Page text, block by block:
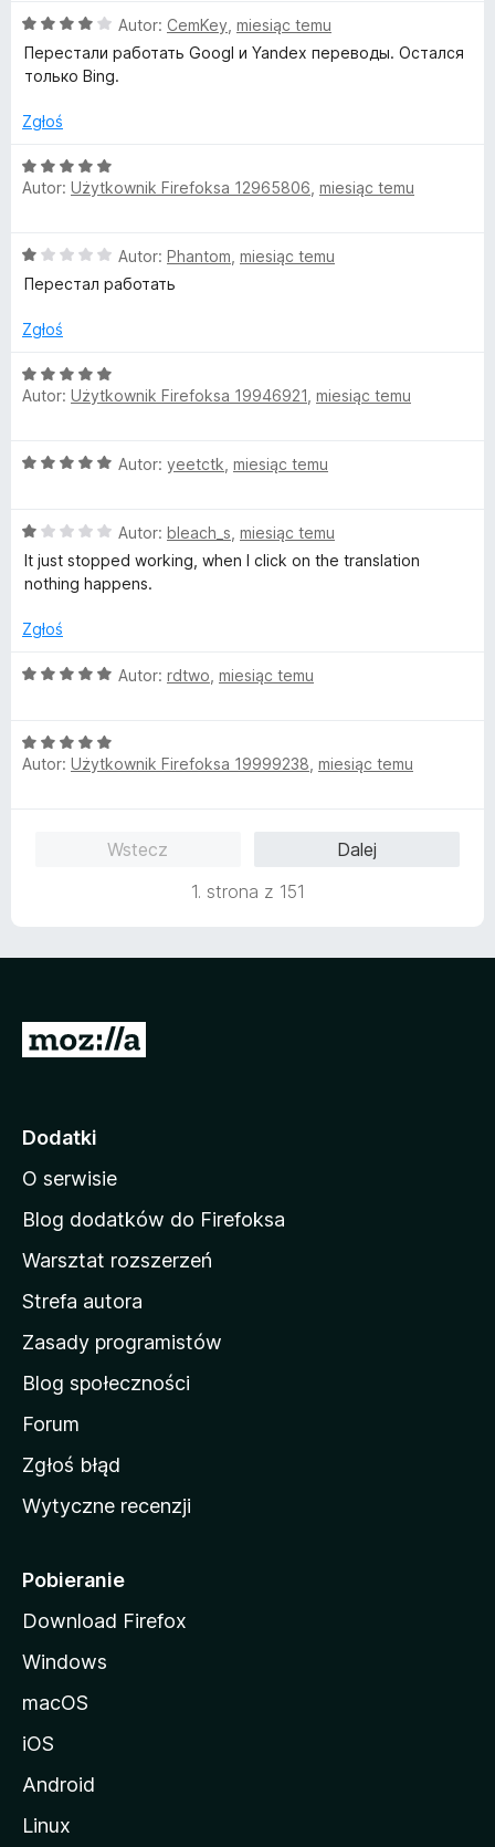
5
O
c
e
a
4
/
Autor: CemKey miesiąc temu
Перестали работать Googl и Yandex переводы. Остался
только Bing.
Zgłoś
O
c
a
:
/
Autor: Użytkownik Firefoksa 12965806 miesiąc temu
O
c
n
:
1
Autor: Phantom miesiąc temu
Перестал работать
Zgłoś
O
c
a
/
5
Autor: Użytkownik Firefoksa 19946921 miesiąc temu
O
n
a
:
/
Autor: yeetctk miesiąc temu
O
c
e
a
1
Autor: bleach_s miesiąc temu
It just stopped working, when I click on the translation
nothing happens.
Zgłoś
O
n
a
Autor: rdtwo miesiąc temu
O
c
Autor: Użytkownik Firefoksa 19999238 miesiąc temu
Wstecz
Dalej
1. strona z 151
S
o
a
d
m
o
w
M
o
z
l
i
Dodatki
O serwisie
Blog dodatków do Firefoksa
Warsztat rozszerzeń
Strefa autora
Zasady programistów
Blog społeczności
Forum
Zgłoś błąd
Wytyczne recenzji
Pobieranie
Download Firefox
Windows
macOS
iOS
Android
Linux